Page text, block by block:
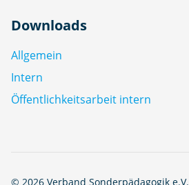
Downloads
Allgemein
Intern
Öffentlichkeitsarbeit intern
© 2026 Verband Sonderpädagogik e.V.